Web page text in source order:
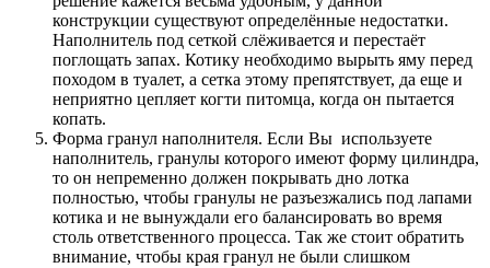
конструкции существуют определённые недостатки.
Наполнитель под сеткой слёживается и перестаёт
поглощать запах. Котику необходимо вырыть яму перед
походом в туалет, а сетка этому препятствует, да еще и
неприятно цепляет когти питомца, когда он пытается
копать.
Форма гранул наполнителя. Если Вы используете
наполнитель, гранулы которого имеют форму цилиндра,
то он непременно должен покрывать дно лотка
полностью, чтобы гранулы не разъезжались под лапами
котика и не вынуждали его балансировать во время
столь ответственного процесса. Так же стоит обратить
внимание, чтобы края гранул не были слишком